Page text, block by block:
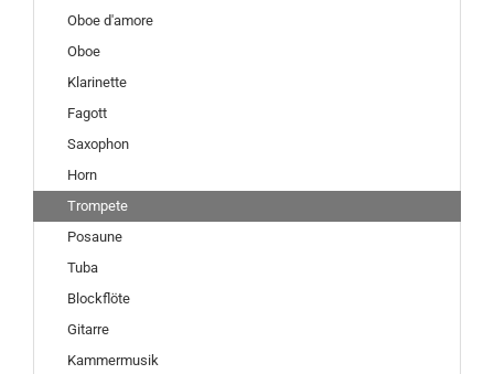
Oboe d'amore
Oboe
Klarinette
Fagott
Saxophon
Horn
Trompete
Posaune
Tuba
Blockflöte
Gitarre
Kammermusik